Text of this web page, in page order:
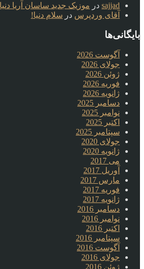
sajjad در موزیک جدید ساسان آریا
آقای وردپرس در سلام دنیا!
بایگانی‌ها
آگوست 2026
جولای 2026
ژوئن 2026
فوریه 2026
ژانویه 2026
دسامبر 2025
نوامبر 2025
اکتبر 2025
سپتامبر 2025
جولای 2020
ژانویه 2020
می 2017
آوریل 2017
مارس 2017
فوریه 2017
ژانویه 2017
دسامبر 2016
نوامبر 2016
اکتبر 2016
سپتامبر 2016
آگوست 2016
جولای 2016
ژوئن 2016